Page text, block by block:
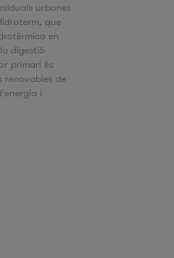
urbanes
que
en
digestió
primari és
renovables de
i